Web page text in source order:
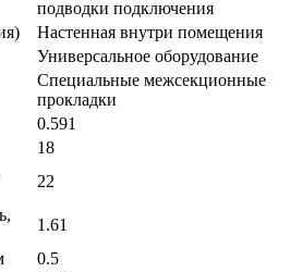
подводки подключения
Настенная внутри помещения
Универсальное оборудование
Специальные межсекционные
прокладки
0.591
18
22
1.61
0.5